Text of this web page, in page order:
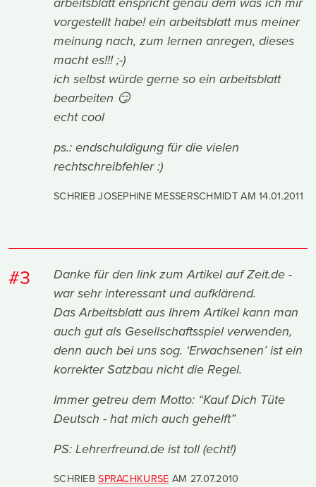
arbeitsblatt enspricht genau dem was ich mir
vorgestellt habe! ein arbeitsblatt mus meiner
meinung nach, zum lernen anregen, dieses
macht es!!! ;-)
ich selbst würde gerne so ein arbeitsblatt
bearbeiten 😏
echt cool
ps.: endschuldigung für die vielen
rechtschreibfehler :)
SCHRIEB JOSEPHINE MESSERSCHMIDT AM14.01.2011
#3
Danke für den link zum Artikel auf Zeit.de -
war sehr interessant und aufklärend.
Das Arbeitsblatt aus Ihrem Artikel kann man
auch gut als Gesellschaftsspiel verwenden,
denn auch bei uns sog. ‘Erwachsenen’ ist ein
korrekter Satzbau nicht die Regel.
Immer getreu dem Motto: “Kauf Dich Tüte
Deutsch - hat mich auch gehelft”
PS: Lehrerfreund.de ist toll (echt!)
SCHRIEBSPRACHKURSE AM 27.07.2010